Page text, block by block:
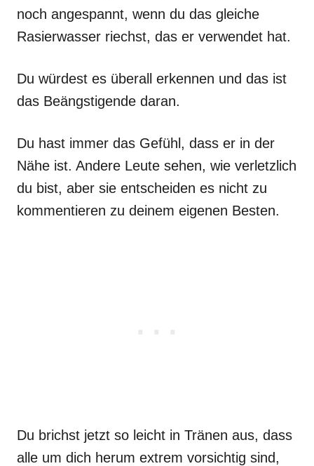
noch angespannt, wenn du das gleiche
Rasierwasser riechst, das er verwendet hat.
Du würdest es überall erkennen und das ist
das Beängstigende daran.
Du hast immer das Gefühl, dass er in der
Nähe ist. Andere Leute sehen, wie verletzlich
du bist, aber sie entscheiden es nicht zu
kommentieren zu deinem eigenen Besten.
Du brichst jetzt so leicht in Tränen aus, dass
alle um dich herum extrem vorsichtig sind,